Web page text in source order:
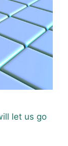
let us go